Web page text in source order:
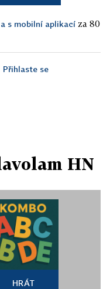
s mobilní aplikací za 80
Přihlaste se
HN
HRÁT